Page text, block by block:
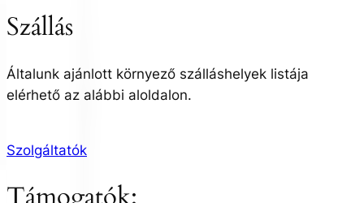
Szállás
Általunk ajánlott környező szálláshelyek listája
elérhető az alábbi aloldalon.
Szolgáltatók